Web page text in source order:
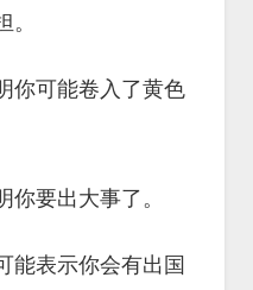
你可能卷入了黄色
要出大事了。
能表示你会有出国